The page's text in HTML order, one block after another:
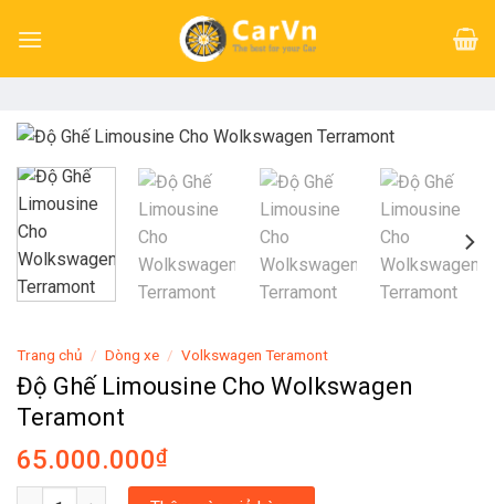
Trang chủ / Dòng xe / Volkswagen Teramont
Độ Ghế Limousine Cho Wolkswagen
Teramont
65.000.000₫
Độ Ghế Limousine Cho Wolkswagen Teramont số lượng